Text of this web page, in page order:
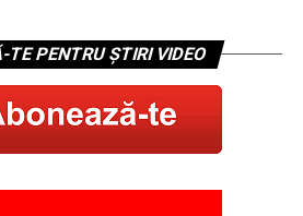
TE PENTRU ȘTIRI VIDEO